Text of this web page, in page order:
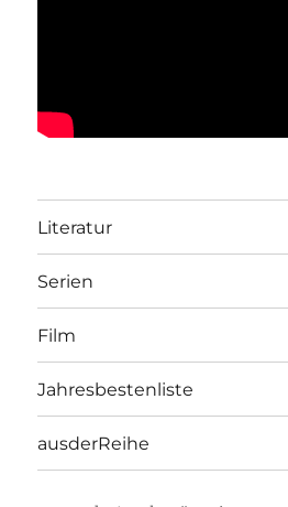
Literatur
Serien
Film
Jahresbestenliste
ausderReihe